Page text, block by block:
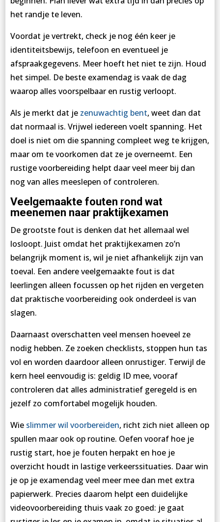
het randje te leven.
Voordat je vertrekt, check je nog één keer je
identiteitsbewijs, telefoon en eventueel je
afspraakgegevens. Meer hoeft het niet te zijn. Houd
het simpel. De beste examendag is vaak de dag
waarop alles voorspelbaar en rustig verloopt.
Als je merkt dat je zenuwachtig bent, weet dan dat
dat normaal is. Vrijwel iedereen voelt spanning. Het
doel is niet om die spanning compleet weg te krijgen,
maar om te voorkomen dat ze je overneemt. Een
rustige voorbereiding helpt daar veel meer bij dan
nog van alles meeslepen of controleren.
Veelgemaakte fouten rond wat
meenemen naar praktijkexamen
De grootste fout is denken dat het allemaal wel
losloopt. Juist omdat het praktijkexamen zo’n
belangrijk moment is, wil je niet afhankelijk zijn van
toeval. Een andere veelgemaakte fout is dat
leerlingen alleen focussen op het rijden en vergeten
dat praktische voorbereiding ook onderdeel is van
slagen.
Daarnaast overschatten veel mensen hoeveel ze
nodig hebben. Ze zoeken checklists, stoppen hun tas
vol en worden daardoor alleen onrustiger. Terwijl de
kern heel eenvoudig is: geldig ID mee, vooraf
controleren dat alles administratief geregeld is en
jezelf zo comfortabel mogelijk houden.
Wie slimmer wil voorbereiden, richt zich niet alleen op
spullen maar ook op routine. Oefen vooraf hoe je
rustig start, hoe je fouten herpakt en hoe je
overzicht houdt in lastige verkeerssituaties. Daar win
je op je examendag veel meer mee dan met extra
papierwerk. Precies daarom helpt een duidelijke
videovoorbereiding thuis vaak zo goed: je gaat